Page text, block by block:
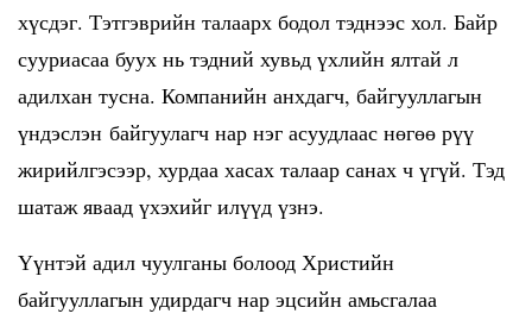
хүсдэг. Тэтгэврийн талаарх бодол тэднээс хол. Байр
сууриасаа буух нь тэдний хувьд үхлийн ялтай л
адилхан тусна. Компанийн анхдагч, байгууллагын
үндэслэн байгуулагч нар нэг асуудлаас нөгөө рүү
жирийлгэсээр, хурдаа хасах талаар санах ч үгүй. Тэд
шатаж яваад үхэхийг илүүд үзнэ.
Үүнтэй адил чуулганы болоод Христийн
байгууллагын удирдагч нар эцсийн амьсгалаа